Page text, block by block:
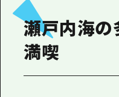
広島県
瀬戸内海の
満喫